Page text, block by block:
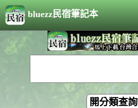
bluezz民宿筆記本
開分類查詢